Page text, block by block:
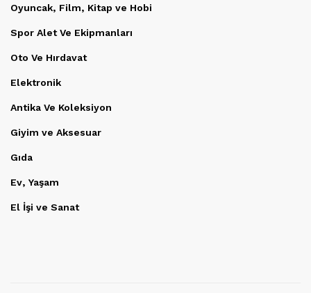
Oyuncak, Film, Kitap ve Hobi
Spor Alet Ve Ekipmanları
Oto Ve Hırdavat
Elektronik
Antika Ve Koleksiyon
Giyim ve Aksesuar
Gıda
Ev, Yaşam
El İşi ve Sanat